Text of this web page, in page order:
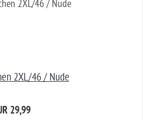
2XL/46 / Nude
29,99